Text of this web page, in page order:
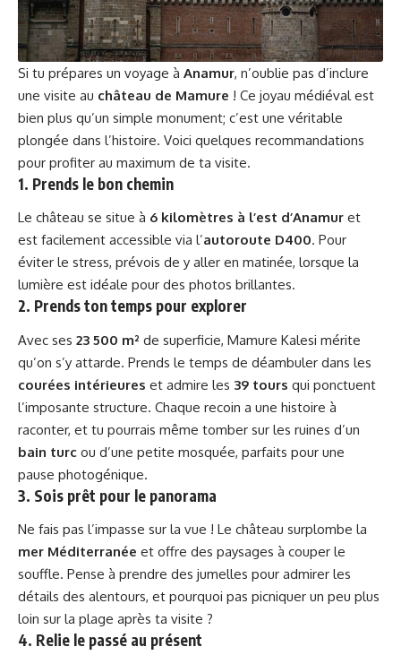
Si tu prépares un voyage à Anamur, n’oublie pas d’inclure
une visite au château de Mamure ! Ce joyau médiéval est
bien plus qu’un simple monument; c’est une véritable
plongée dans l’histoire. Voici quelques recommandations
pour profiter au maximum de ta visite.
1. Prends le bon chemin
Le château se situe à 6 kilomètres à l’est d’Anamur et
est facilement accessible via l’autoroute D400. Pour
éviter le stress, prévois de y aller en matinée, lorsque la
lumière est idéale pour des photos brillantes.
2. Prends ton temps pour explorer
Avec ses 23 500 m² de superficie, Mamure Kalesi mérite
qu’on s’y attarde. Prends le temps de déambuler dans les
courées intérieures et admire les 39 tours qui ponctuent
l’imposante structure. Chaque recoin a une histoire à
raconter, et tu pourrais même tomber sur les ruines d’un
bain turc ou d’une petite mosquée, parfaits pour une
pause photogénique.
3. Sois prêt pour le panorama
Ne fais pas l’impasse sur la vue ! Le château surplombe la
mer Méditerranée et offre des paysages à couper le
souffle. Pense à prendre des jumelles pour admirer les
détails des alentours, et pourquoi pas picniquer un peu plus
loin sur la plage après ta visite ?
4. Relie le passé au présent